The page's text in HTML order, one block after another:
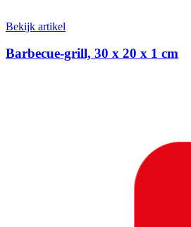
Bekijk artikel
Barbecue-grill, 30 x 20 x 1 cm